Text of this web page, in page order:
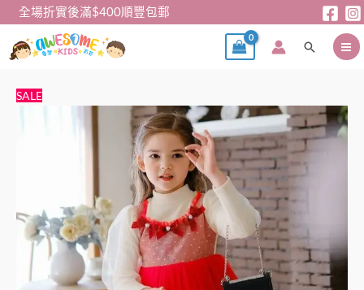
全場折實後滿$400順豐包郵
搜
SALE
新
公
主
裙
（內